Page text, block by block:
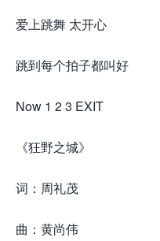
爱上跳舞 太开心
跳到每个拍子都叫好
Now 1 2 3 EXIT
《狂野之城》
词：周礼茂
曲：黄尚伟